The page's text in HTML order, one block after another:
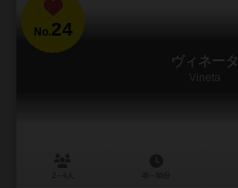
No.24
ヴィネータ
Vineta